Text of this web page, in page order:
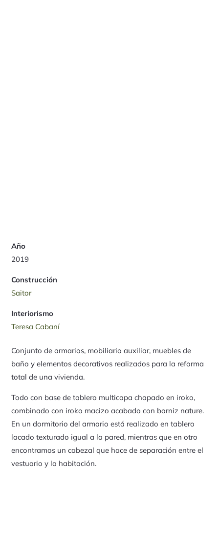
Año
2019
Construcción
Saitor
Interiorismo
Teresa Cabaní
Conjunto de armarios, mobiliario auxiliar, muebles de
baño y elementos decorativos realizados para la reforma
total de una vivienda.
Todo con base de tablero multicapa chapado en iroko,
combinado con iroko macizo acabado con barniz nature.
En un dormitorio del armario está realizado en tablero
lacado texturado igual a la pared, mientras que en otro
encontramos un cabezal que hace de separación entre el
vestuario y la habitación.